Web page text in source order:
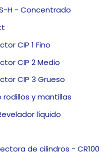
H - Concentrado
CIP 1 Fino
CIP 2 Medio
CIP 3 Grueso
rodillos y mantillas
líquido
de cilindros - CR100